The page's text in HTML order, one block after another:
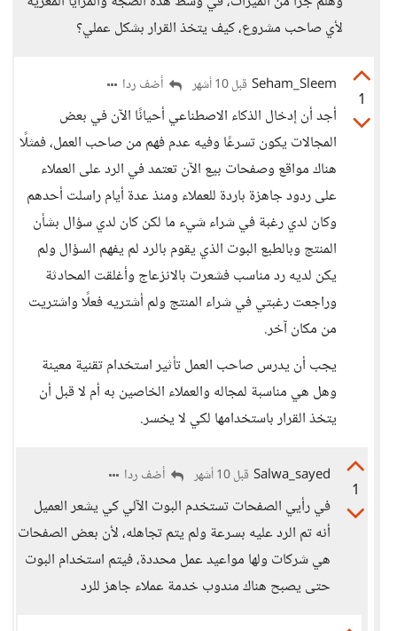
لأي صاحب مشروع، كيف يتخذ القرار بشكل عملي؟
1
Seham_Sleem قبل 10 أشهر أضف ردا
أجد أن إدخال الذكاء الاصطناعي أحيانًا الآن في بعض
المجالات يكون تسرعًا وفيه عدم فهم من صاحب العمل، فمثلًا
هناك مواقع وصفحات بيع الآن تعتمد في الرد على العملاء
على ردود جاهزة باردة للعملاء ومنذ عدة أيام راسلت أحدهم
وكان لدي رغبة في شراء شيء ما لكن كان لدي سؤال بشأن
المنتج وبالطبع البوت الذي يقوم بالرد لم يفهم السؤال ولم
يكن لديه رد مناسب فشعرت بالانزعاج وأغلقت المحادثة
وراجعت رغبتي في شراء المنتج ولم أشتريه فعلًا واشتريت
من مكان آخر.
يجب أن يدرس صاحب العمل تأثير استخدام تقنية معينة
وهل هي مناسبة لمجاله والعملاء الخاصين به أم لا قبل أن
يتخذ القرار باستخدامها لكي لا يخسر.
1
Salwa_sayed قبل 10 أشهر أضف ردا
في رأيي الصفحات تستخدم البوت الآلي كي يشعر العميل
أنه تم الرد عليه بسرعة ولم يتم تجاهله، لأن بعض الصفحات
هي شركات ولها مواعيد عمل محددة، فيتم استخدام البوت
حتى يصبح هناك مندوب خدمة عملاء جاهز للرد